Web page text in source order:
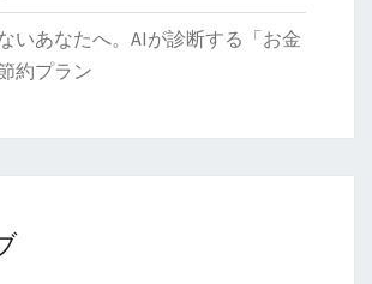
いあなたへ。AIが診断する「お金
約プラン